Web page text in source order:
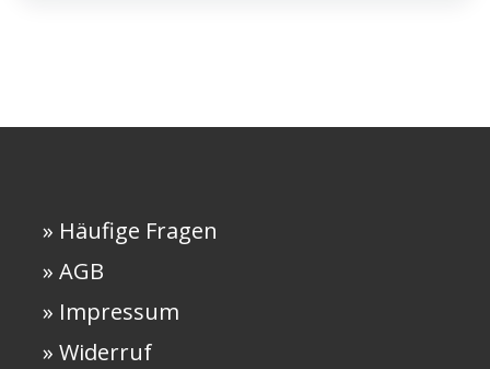
» Häufige Fragen
» AGB
» Impressum
» Widerruf